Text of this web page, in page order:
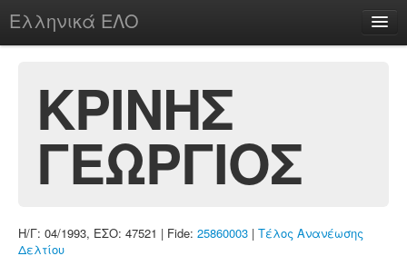
Ελληνικά ΕΛΟ
chesstu.be @ discord
Login
ΚΡΙΝΗΣ
ΓΕΩΡΓΙΟΣ
Η/Γ: 04/1993, ΕΣΟ: 47521 | Fide: 25860003 | Τέλος Ανανέωσης
Δελτίου